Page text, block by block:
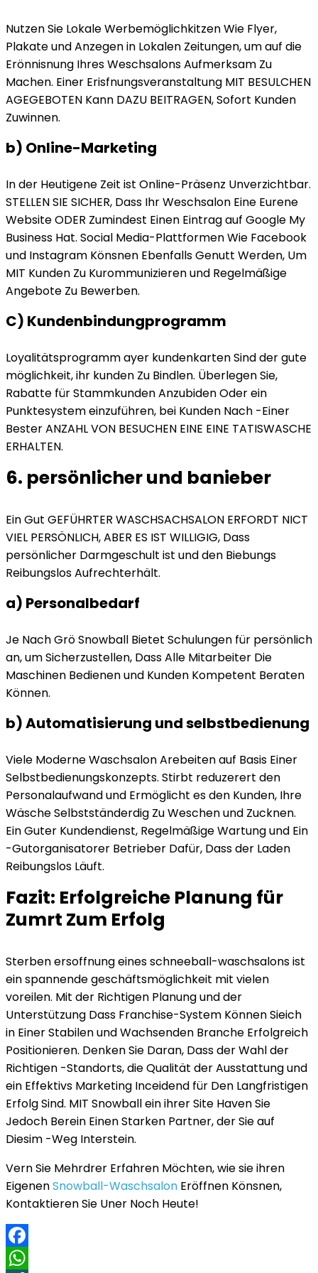
Nutzen Sie Lokale Werbemöglichkitzen Wie Flyer,
Plakate und Anzegen in Lokalen Zeitungen, um auf die
Erönnisnung Ihres Weschsalons Aufmerksam Zu
Machen. Einer Erisfnungsveranstaltung MIT BESULCHEN
AGEGEBOTEN Kann DAZU BEITRAGEN, Sofort Kunden
Zuwinnen.
b) Online-Marketing
In der Heutigene Zeit ist Online-Präsenz Unverzichtbar.
STELLEN SIE SICHER, Dass Ihr Weschsalon Eine Eurene
Website ODER Zumindest Einen Eintrag auf Google My
Business Hat. Social Media-Plattformen Wie Facebook
und Instagram Könsnen Ebenfalls Genutt Werden, Um
MIT Kunden Zu Kurommunizieren und Regelmäßige
Angebote Zu Bewerben.
C) Kundenbindungprogramm
Loyalitätsprogramm ayer kundenkarten Sind der gute
möglichkeit, ihr kunden Zu Bindlen. Überlegen Sie,
Rabatte für Stammkunden Anzubiden Oder ein
Punktesystem einzuführen, bei Kunden Nach -Einer
Bester ANZAHL VON BESUCHEN EINE EINE TATISWASCHE
ERHALTEN.
6. persönlicher und banieber
Ein Gut GEFÜHRTER WASCHSACHSALON ERFORDT NICT
VIEL PERSÖNLICH, ABER ES IST WILLIGIG, Dass
persönlicher Darmgeschult ist und den Biebungs
Reibungslos Aufrechterhält.
a) Personalbedarf
Je Nach Grö Snowball Bietet Schulungen für persönlich
an, um Sicherzustellen, Dass Alle Mitarbeiter Die
Maschinen Bedienen und Kunden Kompetent Beraten
Können.
b) Automatisierung und selbstbedienung
Viele Moderne Waschsalon Arebeiten auf Basis Einer
Selbstbedienungskonzepts. Stirbt reduzerert den
Personalaufwand und Ermöglicht es den Kunden, Ihre
Wäsche Selbstständerdig Zu Weschen und Zucknen.
Ein Guter Kundendienst, Regelmäßige Wartung und Ein
-Gutorganisatorer Betrieber Dafür, Dass der Laden
Reibungslos Läuft.
Fazit: Erfolgreiche Planung für
Zumrt Zum Erfolg
Sterben ersoffnung eines schneeball-waschsalons ist
ein spannende geschäftsmöglichkeit mit vielen
voreilen. Mit der Richtigen Planung und der
Unterstützung Dass Franchise-System Können Sieich
in Einer Stabilen und Wachsenden Branche Erfolgreich
Positionieren. Denken Sie Daran, Dass der Wahl der
Richtigen -Standorts, die Qualität der Ausstattung und
ein Effektivs Marketing Inceidend für Den Langfristigen
Erfolg Sind. MIT Snowball ein ihrer Site Haven Sie
Jedoch Berein Einen Starken Partner, der Sie auf
Diesim -Weg Interstein.
Vern Sie Mehrdrer Erfahren Möchten, wie sie ihren
EigenenSnowball-Waschsalon Eröffnen Könsnen,
Kontaktieren Sie Uner Noch Heute!
Facebook